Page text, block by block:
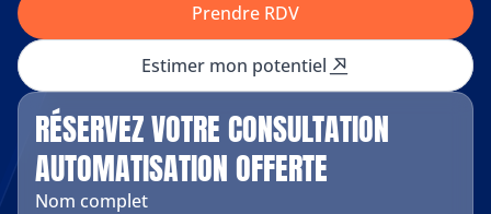
Prendre RDV
Estimer mon potentiel
RÉSERVEZ VOTRE CONSULTATION
AUTOMATISATION OFFERTE
Nom complet